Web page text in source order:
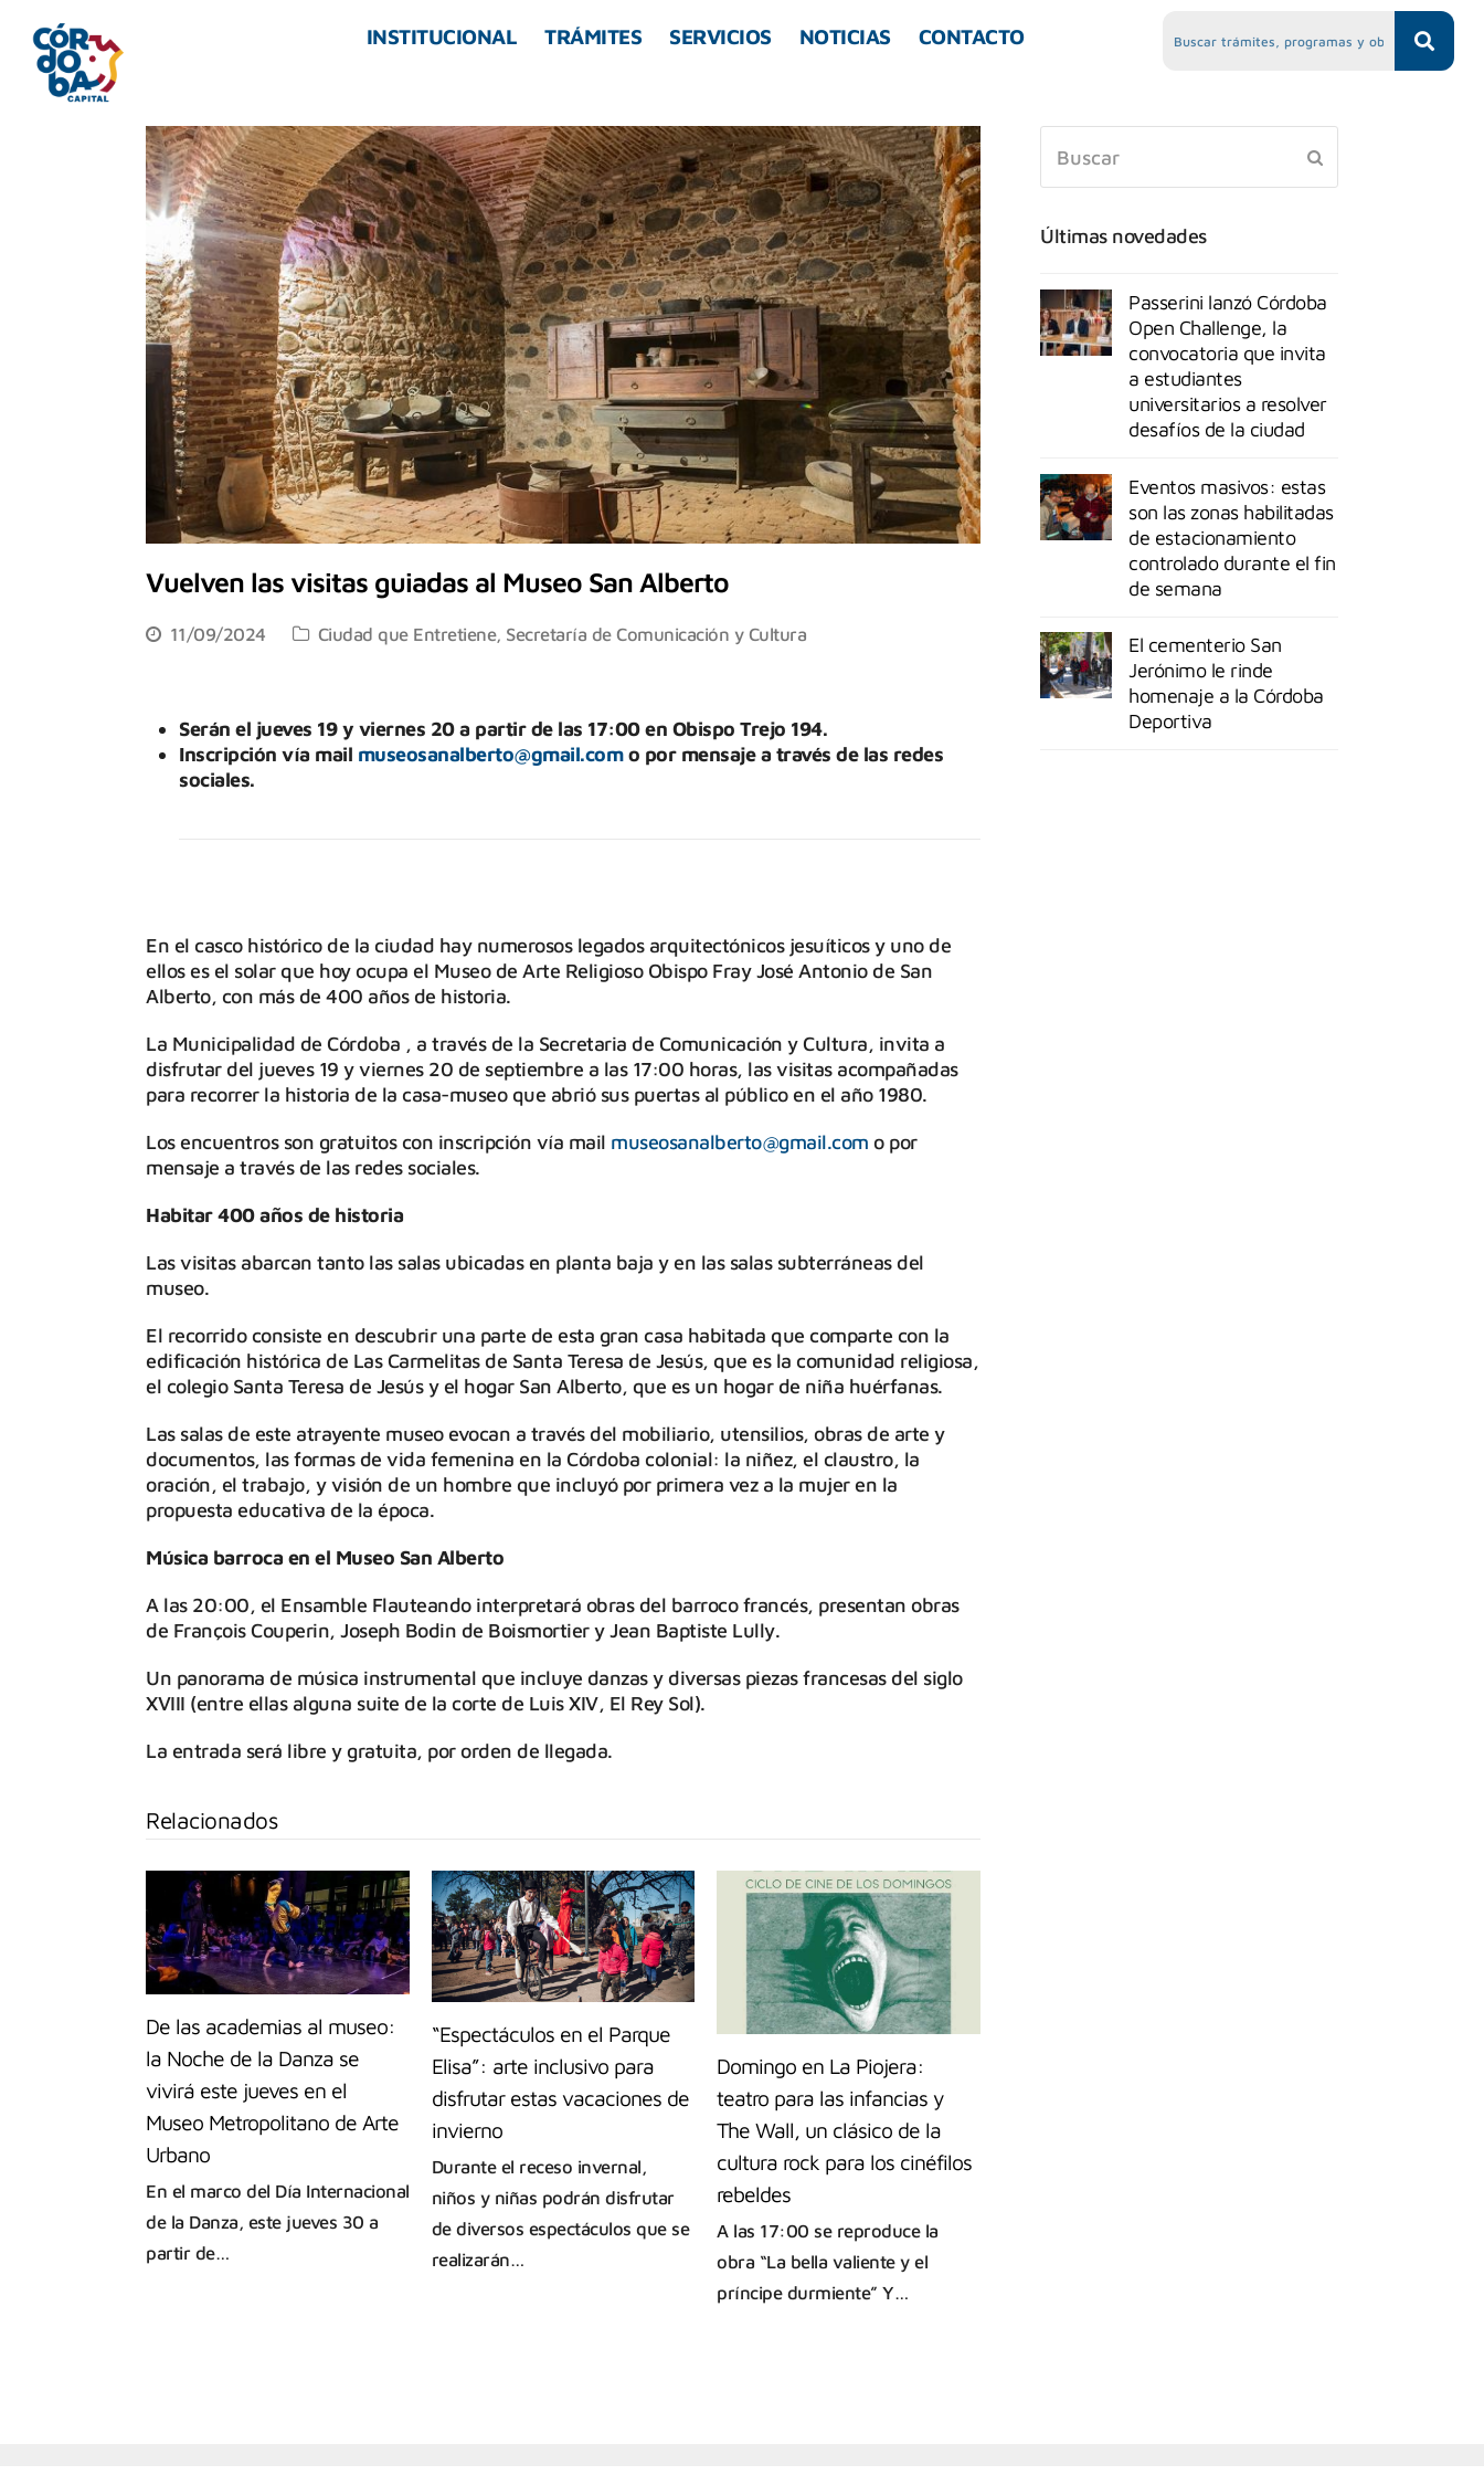
INSTITUCIONAL TRÁMITES SERVICIOS NOTICIAS CONTACTO
Vuelven las visitas guiadas al Museo San Alberto
11/09/2024 Ciudad que Entretiene, Secretaría de Comunicación y Cultura
Serán el jueves 19 y viernes 20 a partir de las 17:00 en Obispo Trejo 194.
Inscripción vía mail museosanalberto@gmail.como por mensaje a través de las redes
sociales.
En el casco histórico de la ciudad hay numerosos legados arquitectónicos jesuíticos y uno de
ellos es el solar que hoy ocupa el Museo de Arte Religioso Obispo Fray José Antonio de San
Alberto, con más de 400 años de historia.
La Municipalidad de Córdoba , a través de la Secretaria de Comunicación y Cultura, invita a
disfrutar del jueves 19 y viernes 20 de septiembre a las 17:00 horas, las visitas acompañadas
para recorrer la historia de la casa-museo que abrió sus puertas al público en el año 1980.
Los encuentros son gratuitos con inscripción vía mail museosanalberto@gmail.com o por
mensaje a través de las redes sociales.
Habitar 400 años de historia
Las visitas abarcan tanto las salas ubicadas en planta baja y en las salas subterráneas del
museo.
El recorrido consiste en descubrir una parte de esta gran casa habitada que comparte con la
edificación histórica de Las Carmelitas de Santa Teresa de Jesús, que es la comunidad religiosa,
el colegio Santa Teresa de Jesús y el hogar San Alberto, que es un hogar de niña huérfanas.
Las salas de este atrayente museo evocan a través del mobiliario, utensilios, obras de arte y
documentos, las formas de vida femenina en la Córdoba colonial: la niñez, el claustro, la
oración, el trabajo, y visión de un hombre que incluyó por primera vez a la mujer en la
propuesta educativa de la época.
Música barroca en el Museo San Alberto
A las 20:00, el Ensamble Flauteando interpretará obras del barroco francés, presentan obras
de François Couperin, Joseph Bodin de Boismortier y Jean Baptiste Lully.
Un panorama de música instrumental que incluye danzas y diversas piezas francesas del siglo
XVIII (entre ellas alguna suite de la corte de Luis XIV, El Rey Sol).
La entrada será libre y gratuita, por orden de llegada.
Relacionados
De las academias al museo:
la Noche de la Danza se
vivirá este jueves en el
Museo Metropolitano de Arte
Urbano
En el marco del Día Internacional
de la Danza, este jueves 30 a
partir de…
“Espectáculos en el Parque
Elisa”: arte inclusivo para
disfrutar estas vacaciones de
invierno
Durante el receso invernal,
niños y niñas podrán disfrutar
de diversos espectáculos que se
realizarán…
Domingo en La Piojera:
teatro para las infancias y
The Wall, un clásico de la
cultura rock para los cinéfilos
rebeldes
A las 17:00 se reproduce la
obra “La bella valiente y el
príncipe durmiente” Y…
Últimas novedades
Passerini lanzó Córdoba
Open Challenge, la
convocatoria que invita
a estudiantes
universitarios a resolver
desafíos de la ciudad
Eventos masivos: estas
son las zonas habilitadas
de estacionamiento
controlado durante el fin
de semana
El cementerio San
Jerónimo le rinde
homenaje a la Córdoba
Deportiva